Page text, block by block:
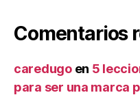
Comentarios
caredugoen 5
para ser una marca